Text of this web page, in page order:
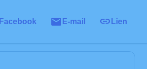
Facebook E-mail Lien